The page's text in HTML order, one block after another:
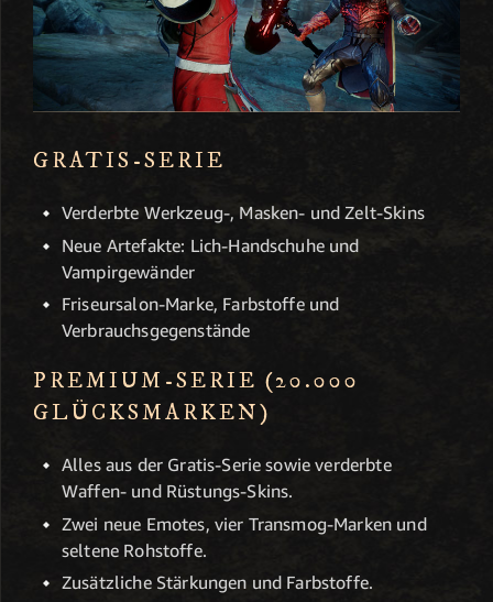
GRATIS-SERIE
Verderbte Werkzeug-, Masken- und Zelt-Skins
Neue Artefakte: Lich-Handschuhe und
Vampirgewänder
Friseursalon-Marke, Farbstoffe und
Verbrauchsgegenstände
PREMIUM-SERIE (20.000
GLÜCKSMARKEN)
Alles aus der Gratis-Serie sowie verderbte
Waffen- und Rüstungs-Skins.
Zwei neue Emotes, vier Transmog-Marken und
seltene Rohstoffe.
Zusätzliche Stärkungen und Farbstoffe.